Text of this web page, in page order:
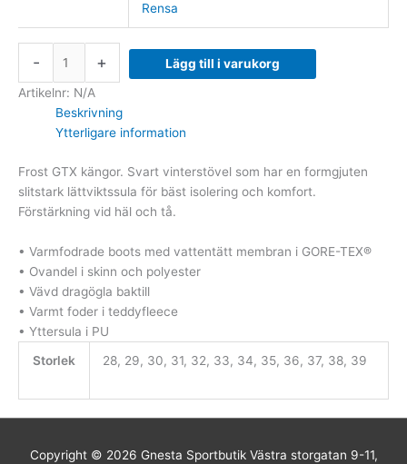
Rensa
- + Lägg till i varukorg
Artikelnr: N/A
Beskrivning
Ytterligare information
Frost GTX kängor. Svart vinterstövel som har en formgjuten
slitstark lättviktssula för bäst isolering och komfort.
Förstärkning vid häl och tå.
• Varmfodrade boots med vattentätt membran i GORE-TEX®
• Ovandel i skinn och polyester
• Vävd dragögla baktill
• Varmt foder i teddyfleece
• Yttersula i PU
Storlek
28, 29, 30, 31, 32, 33, 34, 35, 36, 37, 38, 39
Copyright © 2026 Gnesta SportbutikVästra storgatan 9-11,